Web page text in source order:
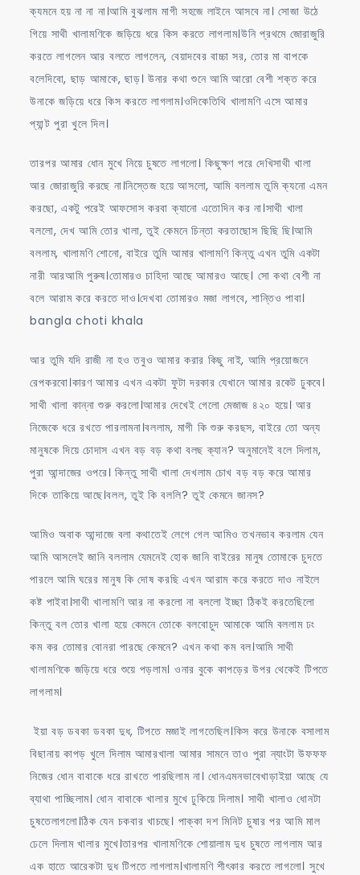
ক্যমনে হয় না না না।আমি বুঝলাম মাগী সহজে লাইনে আসবে না। সোজা উঠে
গিয়ে সাথী খালামণিকে জড়িয়ে ধরে কিস করতে লাগলাম।উনি প্রথমে জোরাজুরি
করতে লাগলেন আর বলতে লাগলেন, বেয়াদবের বাচ্চা সর, তোর মা বাপকে
বলেদিবো, ছাড় আমাকে, ছাড়। উনার কথা শুনে আমি আরো বেশী শক্ত করে
উনাকে জড়িয়ে ধরে কিস করতে লাগলাম।ওদিকেতিথি খালামণি এসে আমার
প্যান্ট পুরা খুলে দিল।
তারপর আমার ধোন মুখে নিয়ে চুষতে লাগলো। কিছুক্ষণ পরে দেখিসাথী খালা
আর জোরাজুরি করছে না।নিস্তেজ হয়ে আসলো, আমি বললাম তুমি ক্যনো এমন
করছো, একটু পরেই আফসোস করবা ক্যানো এতোদিন কর না।সাথী খালা
বললো, দেখ আমি তোর খালা, তুই কেমনে চিন্তা করতাছোস ছিছি ছি।আমি
বললাম, খালামণি শোনো, বাইরে তুমি আমার খালামণি কিন্তু এখন তুমি একটা
নারী আরআমি পুরুষ।তোমারও চাহিদা আছে আমারও আছে। সো কথা বেশী না
বলে আরাম করে করতে দাও।দেখবা তোমারও মজা লাগবে, শান্তিও পাবা।
bangla choti khala
আর তুমি যদি রাজী না হও তবুও আমার করার কিছু নাই, আমি প্রয়োজনে
রেপকরবো।কারণ আমার এখন একটা ফুটা দরকার যেখানে আমার রকেট ঢুকবে।
সাথী খালা কান্না শুরু করলো।আমার দেখেই গেলো মেজাজ ৪২০ হয়ে। আর
নিজেকে ধরে রখতে পারলামনা।বললাম, মাগী কি শুরু করছস, বাইরে তো অন্য
মানুষকে দিয়ে চোদাস এখন বড় বড় কথা বলছ ক্যান? অনুমানেই বলে দিলাম,
পুরা আন্দাজের ওপরে। কিন্তু সাথী খালা দেখলাম চোখ বড় বড় করে আমার
দিকে তাকিয়ে আছে।বলল, তুই কি বললি? তুই কেমনে জানস?
আমিও অবাক আন্দাজে বলা কথাতেই লেগে গেল আমিও তখনভাব করলাম যেন
আমি আসলেই জানি বললাম যেমনেই হোক জানি বাইরের মানুষ তোমাকে চুদতে
পারলে আমি ঘরের মানুষ কি দোষ করছি এখন আরাম করে করতে দাও নাইলে
কষ্ট পাইবা।সাথী খালামণি আর না করলো না বললো ইচ্ছা ঠিকই করতেছিলো
কিন্তু বল তোর খালা হয়ে কেমনে তোকে বলবোচুদ আমাকে আমি বললাম ঢং
কম কর তোমার বোনরা পারছে কেমনে? এখন কথা কম বল।আমি সাথী
খালামণিকে জড়িয়ে ধরে শুয়ে পড়লাম। ওনার বুকে কাপড়ের উপর থেকেই টিপতে
লাগলাম।
ইয়া বড় ডবকা ডবকা দুধ, টিপতে মজাই লাগতেছিল।কিস করে উনাকে বসালাম
বিছানায় কাপড় খুলে দিলাম আমারখালা আমার সামনে তাও পুরা ন্যাংটা উফফফ
নিজের ধোন বাবাকে ধরে রাখতে পারছিলাম না। ধোনএমনভাবেখাড়াইয়া আছে যে
ব্যাথা পাচ্ছিলাম। ধোন বাবাকে খালার মুখে ঢুকিয়ে দিলাম। সাথী খালাও ধোনটা
চুষতেলাগলো।ঠিক যেন চকবার খাচছে। পাক্কা দশ মিনিট চুষার পর আমি মাল
ঢেলে দিলাম খালার মুখে।তারপর খালামণিকে শোয়ালাম দুধ চুষতে লাগলাম আর
এক হাতে আরেকটা দুধ টিপতে লাগলাম।খালামণি শীৎকার করতে লাগলো। সুখে